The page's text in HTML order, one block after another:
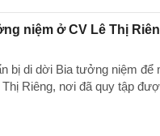
niệm ở CV Lê Thị
bị di dời Bia tưởng niệm để
Riêng, nơi đã quy tập